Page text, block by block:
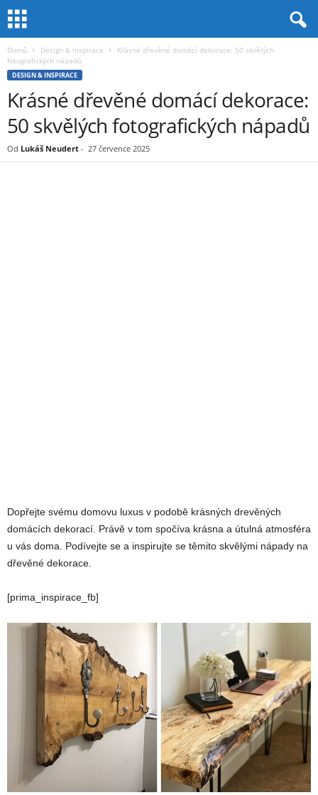
Domů Design & Inspirace
Krásné dřevěné domácí dekorace: 50 skvělých
fotografických nápadů
DESIGN & INSPIRACE
Krásné dřevěné domácí dekorace:
50 skvělých fotografických nápadů
Od Lukáš Neudert - 27 července 2025
Dopřejte svému domovu luxus v podobě krásných drevěných
domácích dekorací. Právě v tom spočíva krásna a útulná atmosféra
u vás doma. Podívejte se a inspirujte se těmito skvělými nápady na
dřevěné dekorace.
[prima_inspirace_fb]